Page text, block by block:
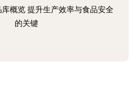
概览 提升生产效率与食品安全
的关键